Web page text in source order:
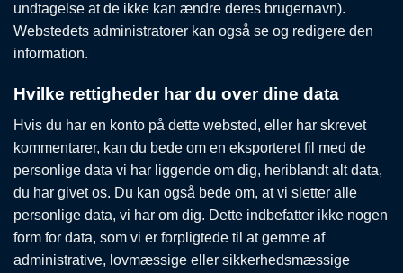
undtagelse at de ikke kan ændre deres brugernavn).
Webstedets administratorer kan også se og redigere den
information.
Hvilke rettigheder har du over dine data
Hvis du har en konto på dette websted, eller har skrevet
kommentarer, kan du bede om en eksporteret fil med de
personlige data vi har liggende om dig, heriblandt alt data,
du har givet os. Du kan også bede om, at vi sletter alle
personlige data, vi har om dig. Dette indbefatter ikke nogen
form for data, som vi er forpligtede til at gemme af
administrative, lovmæssige eller sikkerhedsmæssige